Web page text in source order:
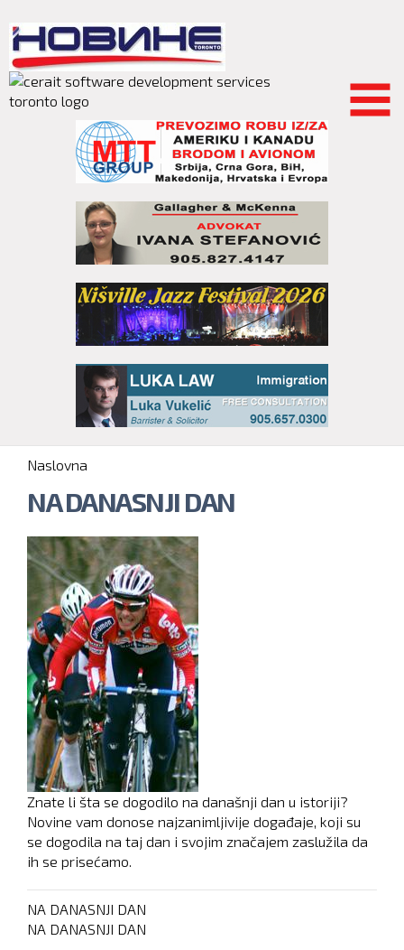
main
content
You are here
Naslovna
NA DANASNJI DAN
Znate li šta se dogodilo na današnji dan u istoriji?
Novine vam donose najzanimljivije događaje, koji su
se dogodila na taj dan i svojim značajem zaslužila da
ih se prisećamo.
NA DANASNJI DAN
NA DANASNJI DAN